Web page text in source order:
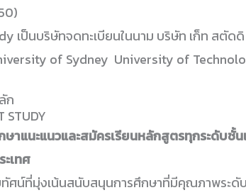
เป็นบริษัทจดทะเบียนในนาม บริษัท เก็ท สตั
of Sydney University of
ก
STUDY
ษาแนะแนวและสมัครเรียนหลักสูตรทุกระดับชั้น
เทศ
ศน์ที่มุ่งเน้นสนับสนุนการศึกษาที่มีคุณภาพระดับ